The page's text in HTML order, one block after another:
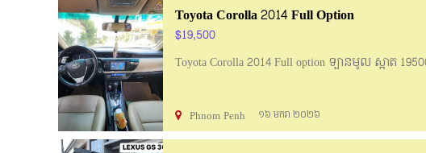
Toyota Corolla 2014 Full Option
$19,500
Toyota Corolla 2014 Full option ឡានមូល ស្អាត
Phnom Penh ១៦ មករា ២០២៦